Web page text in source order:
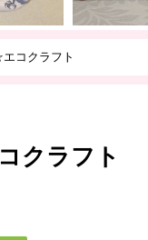
コクラフト
クラフト